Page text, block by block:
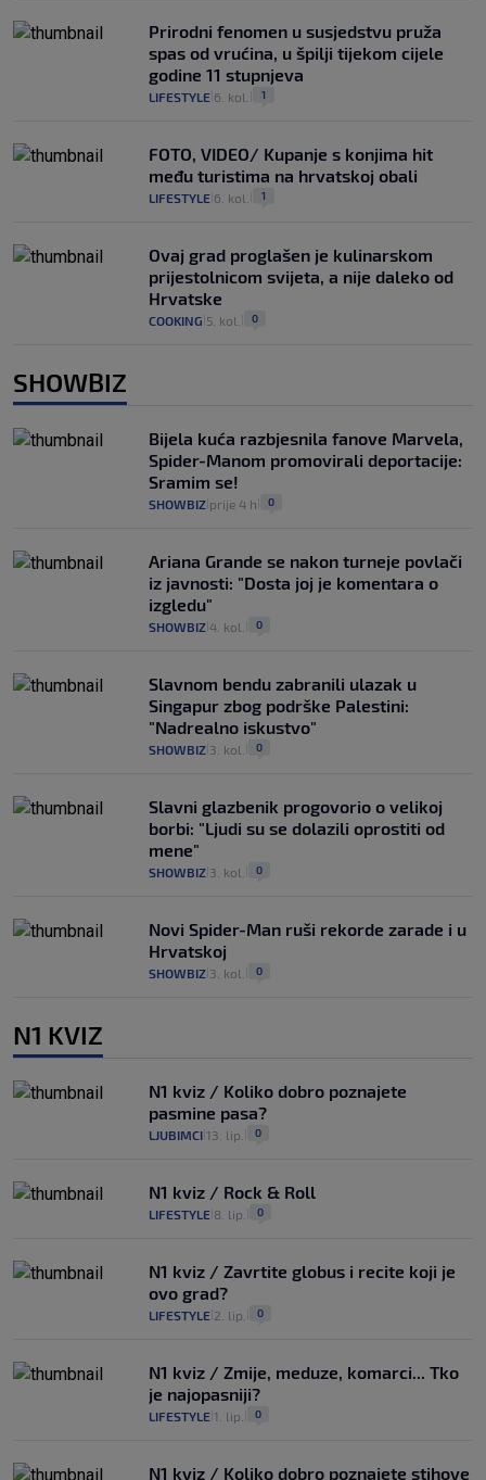
Prirodni fenomen u susjedstvu pruža
spas od vrućina, u špilji tijekom cijele
godine 11 stupnjeva
LIFESTYLE 6. kol. 1
FOTO, VIDEO/ Kupanje s konjima hit
među turistima na hrvatskoj obali
LIFESTYLE 6. kol. 1
Ovaj grad proglašen je kulinarskom
prijestolnicom svijeta, a nije daleko od
Hrvatske
COOKING 5. kol. 0
SHOWBIZ
Bijela kuća razbjesnila fanove Marvela,
Spider-Manom promovirali deportacije:
Sramim se!
SHOWBIZ prije 4 h 0
Ariana Grande se nakon turneje povlači
iz javnosti: "Dosta joj je komentara o
izgledu"
SHOWBIZ 4. kol. 0
Slavnom bendu zabranili ulazak u
Singapur zbog podrške Palestini:
"Nadrealno iskustvo"
SHOWBIZ 3. kol. 0
Slavni glazbenik progovorio o velikoj
borbi: "Ljudi su se dolazili oprostiti od
mene"
SHOWBIZ 3. kol. 0
Novi Spider-Man ruši rekorde zarade i u
Hrvatskoj
SHOWBIZ 3. kol. 0
N1 KVIZ
N1 kviz / Koliko dobro poznajete
pasmine pasa?
LJUBIMCI 13. lip. 0
N1 kviz / Rock & Roll
LIFESTYLE 8. lip. 0
N1 kviz / Zavrtite globus i recite koji je
ovo grad?
LIFESTYLE 2. lip. 0
N1 kviz / Zmije, meduze, komarci... Tko
je najopasniji?
LIFESTYLE 1. lip. 0
N1 kviz / Koliko dobro poznajete stihove